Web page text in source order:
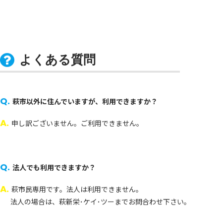
よくある質問
Q. 萩市以外に住んでいますが、利用できますか？
A. 申し訳ございません。ご利用できません。
Q. 法人でも利用できますか？
A. 萩市民専用です。法人は利用できません。
法人の場合は、萩新栄･ケイ･ツーまでお問合わせ下さい。